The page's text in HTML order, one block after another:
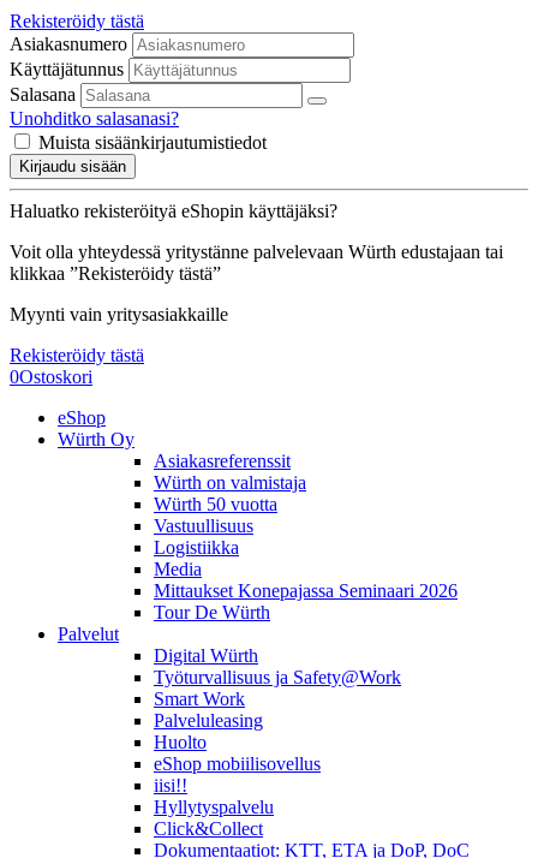
Rekisteröidy tästä
Asiakasnumero
Käyttäjätunnus
Salasana
Unohditko salasanasi?
Muista sisäänkirjautumistiedot
Kirjaudu sisään
Haluatko rekisteröityä eShopin käyttäjäksi?
Voit olla yhteydessä yritystänne palvelevaan Würth edustajaan tai
klikkaa ”Rekisteröidy tästä”
Myynti vain yritysasiakkaille
Rekisteröidy tästä
0Ostoskori
eShop
Würth Oy
Asiakasreferenssit
Würth on valmistaja
Würth 50 vuotta
Vastuullisuus
Logistiikka
Media
Mittaukset Konepajassa Seminaari 2026
Tour De Würth
Palvelut
Digital Würth
Työturvallisuus ja Safety@Work
Smart Work
Palveluleasing
Huolto
eShop mobiilisovellus
iisi!!
Hyllytyspalvelu
Click&Collect
Dokumentaatiot: KTT, ETA ja DoP, DoC